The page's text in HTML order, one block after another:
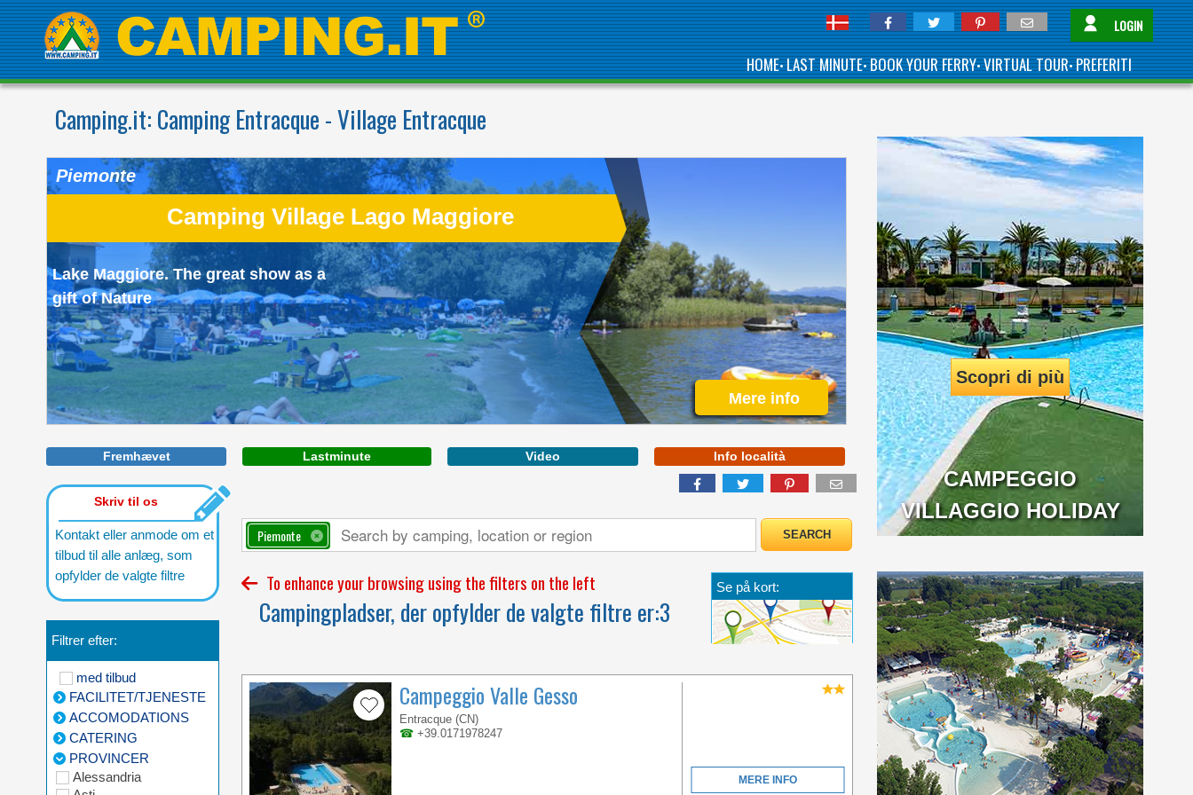
LOGIN
HOME•LAST MINUTE•BOOK YOUR FERRY•VIRTUAL TOUR•PREFERITI
Camping.it: Camping Entracque - Village Entracque
Camping Village Lago Maggiore
Piemonte
Lake Maggiore. The great show as a
gift of Nature
Fremhævet Lastminute Video Info località
Skriv til os
Kontakt eller anmode om et
tilbud til alle anlæg, som
opfylder de valgte filtre
Filtrer efter:
med tilbud
FACILITET/TJENESTE
ACCOMODATIONS
CATERING
PROVINCER
Alessandria
Piemonte
To enhance your browsing using the filters on the left
Campingpladser, der opfylder de valgte filtre er:3
Se på kort:
Campeggio Valle Gesso
Entracque (CN)
☎ +39.0171978247
MERE INFO
IS ONE OF THE BEST
ABRUZZO, GREEN
REGION OF ITALY
CAMPEGGIO
VILLAGGIO HOLIDAY
Scopri di più
WELCOME TO THE
FIRST 5 STAR CAMPING
IN ITALY